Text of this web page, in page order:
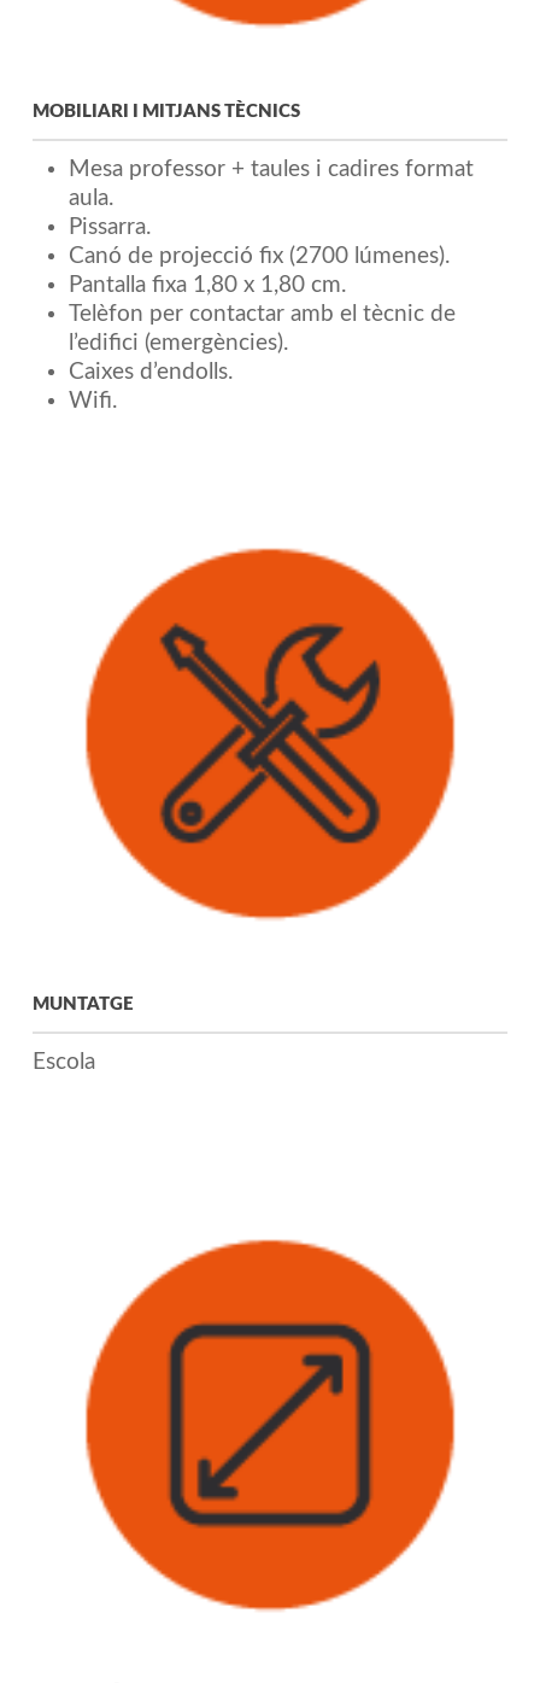
MOBILIARI I MITJANS TÈCNICS
Mesa professor + taules i cadires format
aula.
Pissarra.
Canó de projecció fix (2700 lúmenes).
Pantalla fixa 1,80 x 1,80 cm.
Telèfon per contactar amb el tècnic de
l’edifici (emergències).
Caixes d’endolls.
Wifi.
MUNTATGE
Escola